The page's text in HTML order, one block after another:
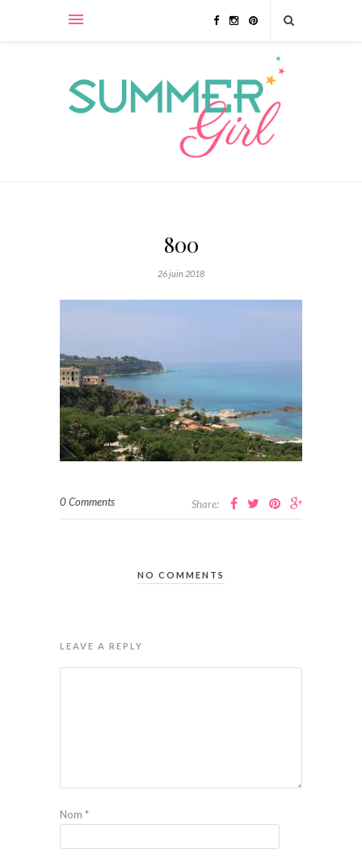
800
26 juin 2018
0 Comments Share:
NO COMMENTS
LEAVE A REPLY
Nom *